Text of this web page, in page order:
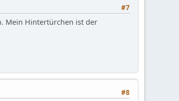
#7
Mein Hintertürchen ist der
#8